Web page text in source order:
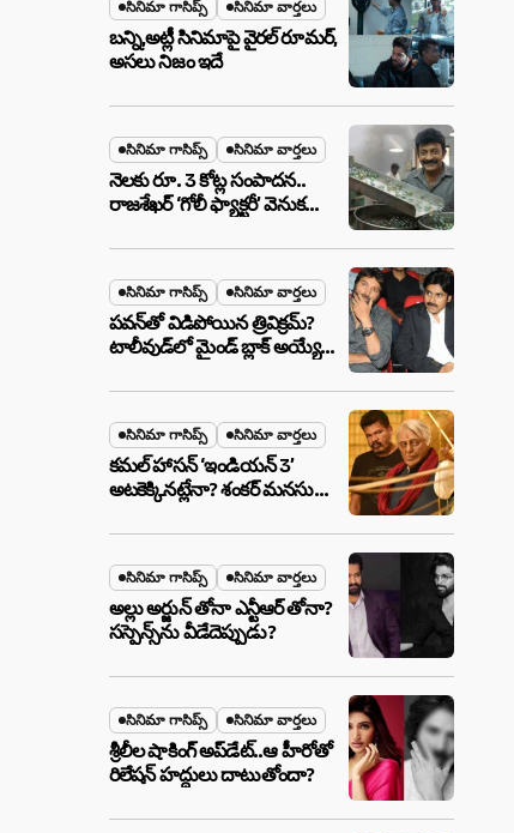
సినిమా గాసిప్స్ సినిమా వార్తలు
బన్ని,అట్లీ సినిమాపై వైరల్ రూమర్,
అసలు నిజం ఇదే
సినిమా గాసిప్స్ సినిమా వార్తలు
నెలకు రూ. 3 కోట్ల సంపాదన..
రాజశేఖర్ ‘గోలీ ఫ్యాక్టరీ’ వెనుక
సినిమా గాసిప్స్ సినిమా వార్తలు
పవన్‌తో విడిపోయిన త్రివిక్రమ్?
టాలీవుడ్‌లో మైండ్ బ్లాక్ అయ్యే
సినిమా గాసిప్స్ సినిమా వార్తలు
కమల్ హాసన్ ‘ఇండియన్ 3’
అటకెక్కినట్లేనా? శంకర్ మనసులో
జరుగుతోంది!
సినిమా గాసిప్స్ సినిమా వార్తలు
అల్లు అర్జున్ తోనా ఎన్టీఆర్ తోనా?
సస్పెన్స్‌ను వీడేదెప్పుడు?
సినిమా గాసిప్స్ సినిమా వార్తలు
శ్రీలీల షాకింగ్ అప్‌డేట్..ఆ హీరోతో
రిలేషన్ హద్దులు దాటుతోందా?